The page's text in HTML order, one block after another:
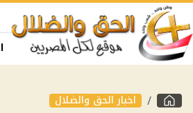
اخبار الحق والضلال